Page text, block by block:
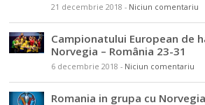
21 decembrie 2018 - Niciun comentariu
Campionatului European de
Norvegia – România 23-31
6 decembrie 2018 - Niciun comentariu
Romania in grupa cu